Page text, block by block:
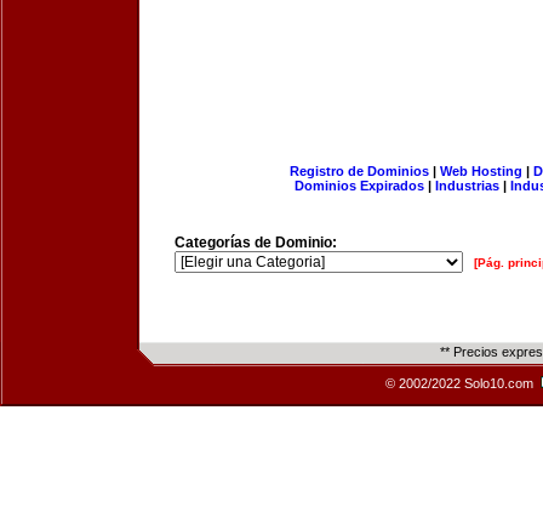
Registro de Dominios| Web Hosting |
Dominios Expirados | Industrias |
Categorías de Dominio:
[Pág.
** Precios
© 2002/2022 Solo10.com